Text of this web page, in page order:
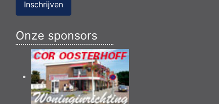
Inschrijven
Onze sponsors